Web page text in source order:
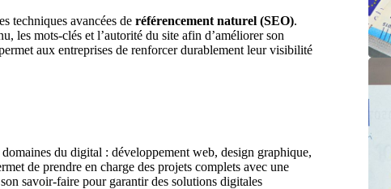
techniques avancées de référencement naturel (SEO).
les mots-clés et l’autorité du site afin d’améliorer son
aux entreprises de renforcer durablement leur visibilité
du digital : développement web, design graphique,
de prendre en charge des projets complets avec une
savoir-faire pour garantir des solutions digitales